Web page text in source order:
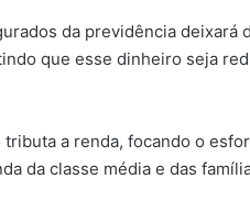
da previdência deixará
que esse dinheiro seja
a renda, focando o
da classe média e das